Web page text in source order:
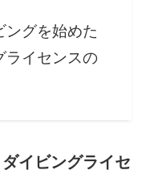
ングを始めた
ライセンスの
イビングライセ